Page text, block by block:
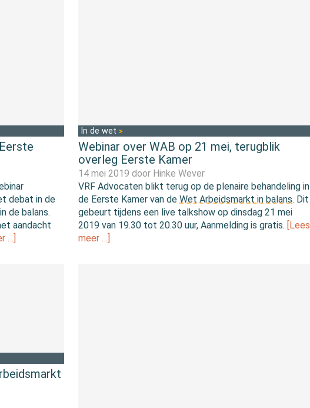
debat in de
de balans.
aandacht
…]
In de wet
Webinar over WAB op 21 mei, terugblik
overleg Eerste Kamer
14 mei 2019 door Hinke Wever
VRF Advocaten blikt terug op de plenaire behandeling in
de Eerste Kamer van de Wet Arbeidsmarkt in balans. Dit
gebeurt tijdens een live talkshow op dinsdag 21 mei
2019 van 19.30 tot 20.30 uur, Aanmelding is gratis.
[Lees
meer …]